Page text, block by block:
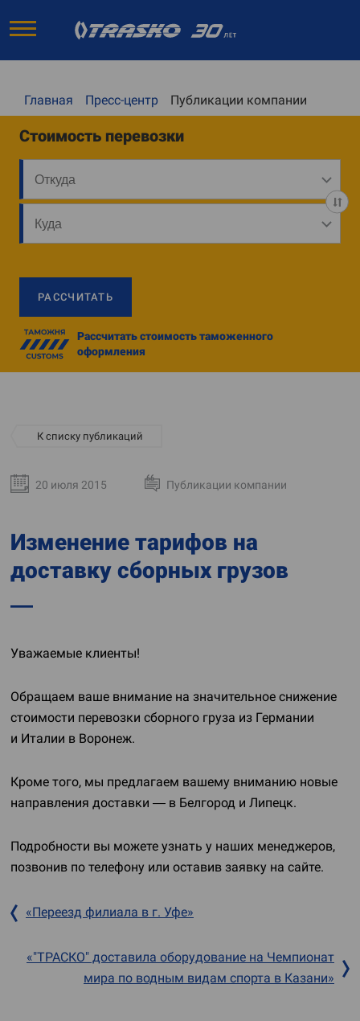
Главная Пресс-центр Публикации компании
Стоимость перевозки
РАССЧИТАТЬ
Рассчитать стоимость таможенного
оформления
К списку публикаций
20 июля 2015 Публикации компании
Изменение тарифов на
доставку сборных грузов
Уважаемые клиенты!
Обращаем ваше внимание на значительное снижение
стоимости перевозки сборного груза из Германии
и Италии в Воронеж.
Кроме того, мы предлагаем вашему вниманию новые
направления доставки — в Белгород и Липецк.
Подробности вы можете узнать у наших менеджеров,
позвонив по телефону или оставив заявку на сайте.
«Переезд филиала в г. Уфе»
«"ТРАСКО" доставила оборудование на Чемпионат
мира по водным видам спорта в Казани»